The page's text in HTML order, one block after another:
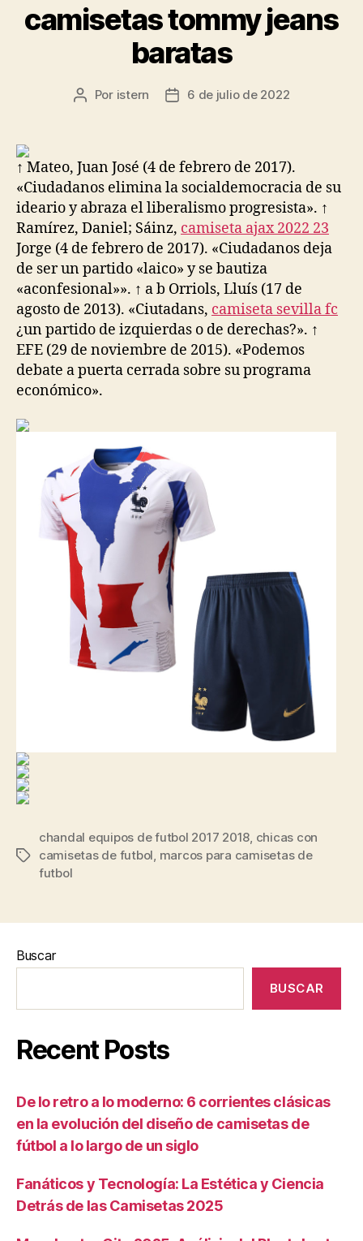
camisetas tommy jeans
baratas
Autor
Por istern
Fecha6 de julio de 2022
↑ Mateo, Juan José (4 de febrero de 2017).
«Ciudadanos elimina la socialdemocracia de su
ideario y abraza el liberalismo progresista». ↑
Ramírez, Daniel; Sáinz, camiseta ajax 2022 23
Jorge (4 de febrero de 2017). «Ciudadanos deja
de ser un partido «laico» y se bautiza
«aconfesional»». ↑ a b Orriols, Lluís (17 de
agosto de 2013). «Ciutadans, camiseta sevilla fc
¿un partido de izquierdas o de derechas?». ↑
EFE (29 de noviembre de 2015). «Podemos
debate a puerta cerrada sobre su programa
económico».
Etiquetas
chandal equipos de futbol 2017 2018, chicas con
camisetas de futbol, marcos para camisetas de
futbol
Buscar
BUSCAR
Recent Posts
De lo retro a lo moderno: 6 corrientes clásicas
en la evolución del diseño de camisetas de
fútbol a lo largo de un siglo
Fanáticos y Tecnología: La Estética y Ciencia
Detrás de las Camisetas 2025